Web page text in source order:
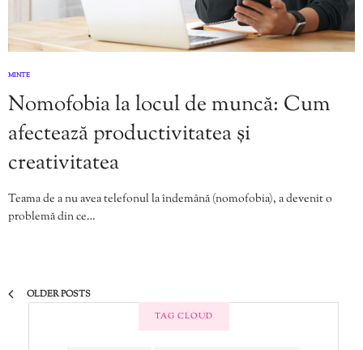
MINTE
Nomofobia la locul de muncă: Cum
afectează productivitatea și
creativitatea
Teama de a nu avea telefonul la îndemână (nomofobia), a devenit o
problemă din ce…
OLDER POSTS
TAG CLOUD